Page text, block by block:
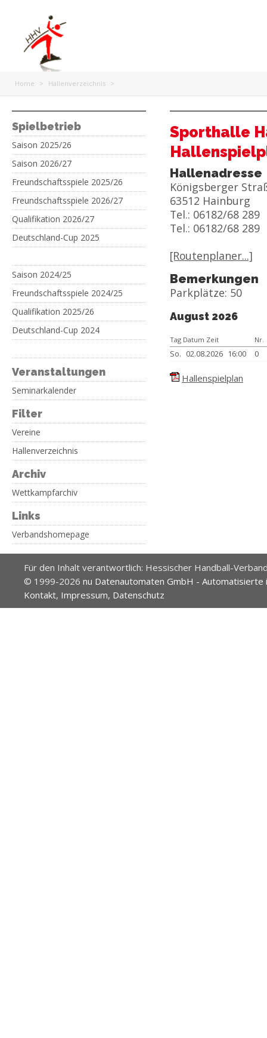
Home > Hallenverzeichnis >
Spielbetrieb
Saison 2025/26
Saison 2026/27
Freundschaftsspiele 2025/26
Freundschaftsspiele 2026/27
Qualifikation 2026/27
Deutschland-Cup 2025
Saison 2024/25
Freundschaftsspiele 2024/25
Qualifikation 2025/26
Deutschland-Cup 2024
Veranstaltungen
Seminarkalender
Filter
Vereine
Hallenverzeichnis
Archiv
Wettkampfarchiv
Links
Verbandshomepage
Sporthalle
Hallenadresse
Königsberger
63512 Hainburg
Tel.: 06182/68 289
Tel.: 06182/68 289
[Routenplaner...]
Bemerkungen
Parkplätze: 50
August 2026
Tag Datum Zeit Nr.
So. 02.08.2026 16:00 0
Hallenspielplan
Für den Inhalt verantwortlich: Hessischer Handball-
© 1999-2026 nu Datenautomaten GmbH -
Kontakt, Impressum, Datenschutz